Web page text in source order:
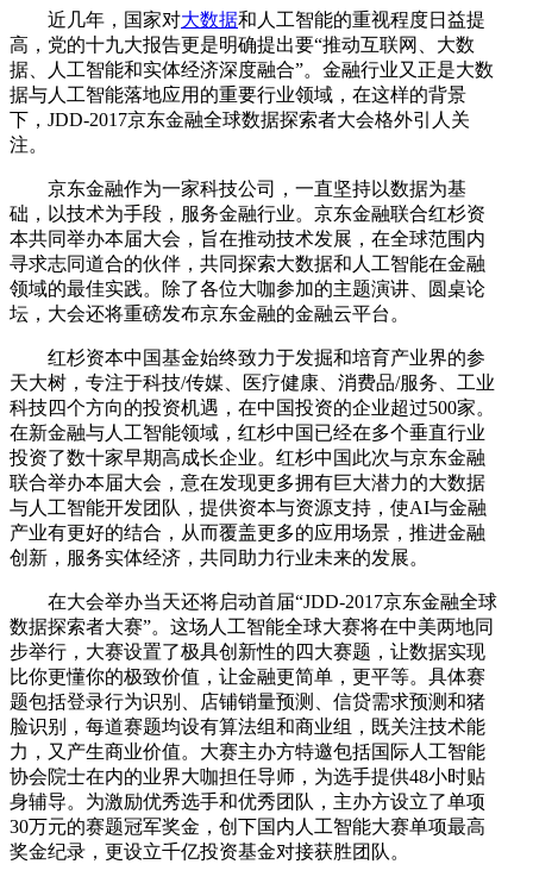
近几年，国家对大数据和人工智能的重视程度日益提
高，党的十九大报告更是明确提出要“推动互联网、大数
据、人工智能和实体经济深度融合”。金融行业又正是大数
据与人工智能落地应用的重要行业领域，在这样的背景
下，JDD-2017京东金融全球数据探索者大会格外引人关
注。
京东金融作为一家科技公司，一直坚持以数据为基
础，以技术为手段，服务金融行业。京东金融联合红杉资
本共同举办本届大会，旨在推动技术发展，在全球范围内
寻求志同道合的伙伴，共同探索大数据和人工智能在金融
领域的最佳实践。除了各位大咖参加的主题演讲、圆桌论
坛，大会还将重磅发布京东金融的金融云平台。
红杉资本中国基金始终致力于发掘和培育产业界的参
天大树，专注于科技/传媒、医疗健康、消费品/服务、工业
科技四个方向的投资机遇，在中国投资的企业超过500家。
在新金融与人工智能领域，红杉中国已经在多个垂直行业
投资了数十家早期高成长企业。红杉中国此次与京东金融
联合举办本届大会，意在发现更多拥有巨大潜力的大数据
与人工智能开发团队，提供资本与资源支持，使AI与金融
产业有更好的结合，从而覆盖更多的应用场景，推进金融
创新，服务实体经济，共同助力行业未来的发展。
在大会举办当天还将启动首届“JDD-2017京东金融全球
数据探索者大赛”。这场人工智能全球大赛将在中美两地同
步举行，大赛设置了极具创新性的四大赛题，让数据实现
比你更懂你的极致价值，让金融更简单，更平等。具体赛
题包括登录行为识别、店铺销量预测、信贷需求预测和猪
脸识别，每道赛题均设有算法组和商业组，既关注技术能
力，又产生商业价值。大赛主办方特邀包括国际人工智能
协会院士在内的业界大咖担任导师，为选手提供48小时贴
身辅导。为激励优秀选手和优秀团队，主办方设立了单项
30万元的赛题冠军奖金，创下国内人工智能大赛单项最高
奖金纪录，更设立千亿投资基金对接获胜团队。